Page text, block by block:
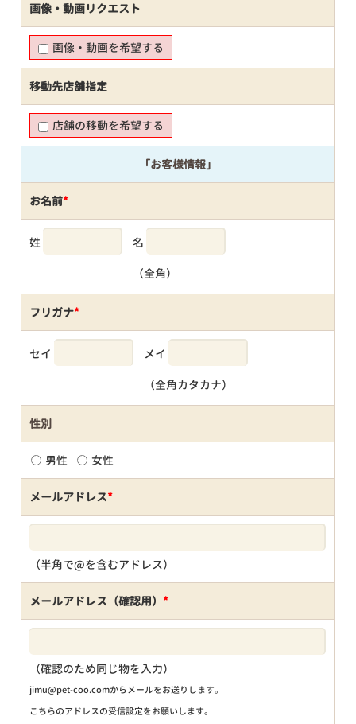
画像・動画リクエスト
画像・動画を希望する
移動先店舗指定
店舗の移動を希望する
「お客様情報」
お名前*
姓 名
（全角）
フリガナ*
セイ メイ
（全角カタカナ）
性別
男性 女性
メールアドレス*
（半角で@を含むアドレス）
メールアドレス（確認用） *
（確認のため同じ物を入力）
jimu@pet-coo.comからメールをお送りします。
こちらのアドレスの受信設定をお願いします。